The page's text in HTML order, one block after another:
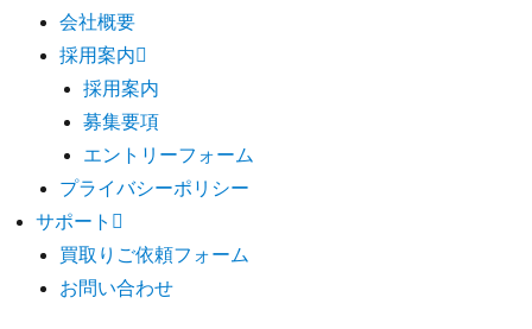
会社概要
採用案内
採用案内
募集要項
エントリーフォーム
プライバシーポリシー
サポート
買取りご依頼フォーム
お問い合わせ